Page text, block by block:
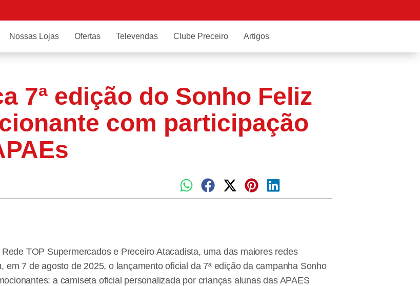
Nossas Lojas Ofertas Televendas Clube Preceiro Artigos
7ª edição do Sonho Feliz
com participação
TOP Supermercados e Preceiro Atacadista, uma das maiores redes
7 de agosto de 2025, o lançamento oficial da 7ª edição da campanha Sonho
a camiseta oficial personalizada por crianças alunas das APAES